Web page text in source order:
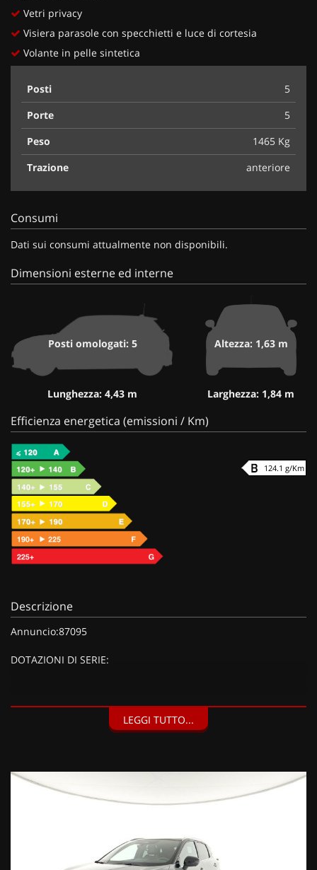
Vetri privacy
Visiera parasole con specchietti e luce di cortesia
Volante in pelle sintetica
Posti
5
Porte
5
Peso
1465 Kg
Trazione
anteriore
Consumi
Dati sui consumi attualmente non disponibili.
Dimensioni esterne ed interne
Posti omologati: 5
Lunghezza: 4,43 m
Altezza: 1,63 m
Larghezza: 1,84 m
Efficienza energetica (emissioni / Km)
124.1 g/Km
Descrizione
Annuncio:87095
DOTAZIONI DI SERIE:
Vernice 2 Tone Ceramic Grey & Black Metallic, Vernice
(700 EUR), Tetto panoramico in vetro (1000 EUR),
LEGGI TUTTO...